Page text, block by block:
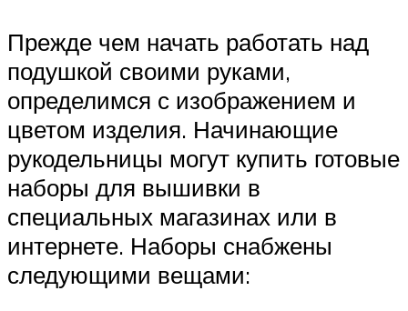
Прежде чем начать работать над
подушкой своими руками,
определимся с изображением и
цветом изделия. Начинающие
рукодельницы могут купить готовые
наборы для вышивки в
специальных магазинах или в
интернете. Наборы снабжены
следующими вещами: